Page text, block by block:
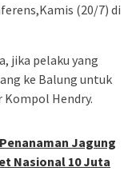
(20/7) di
jika pelaku yang
ke Balung untuk
Kompol Hendry.
Jagung
Nasional 10 Juta